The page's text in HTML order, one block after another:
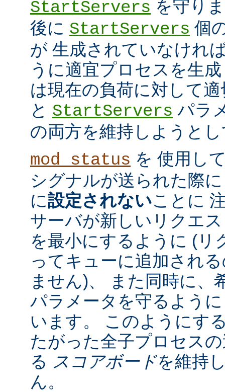
StartServers を守り
後に StartServers 個
が 生成されていなけれ
うに適宜プロセスを生
は現在の負荷に対して
と StartServers パラ
の両方を維持しようと
mod_status を 使用し
シグナルが送られた際
に設定されないことに
サーバが新しいリクエ
を最小にするように (リ
ってキューに追加され
ません)、 また同時に、
パラメータを守るよう
います。 このようにす
たがった全子プロセス
る スコアボードを維持
ん。